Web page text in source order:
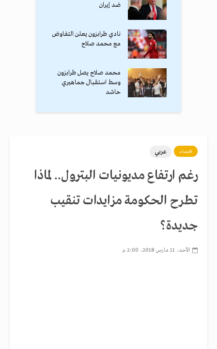
ضد إيران
نادي طرابزون يعلن التفاوض
مع محمد صلاح
محمد صلاح يصل طرابزون
وسط استقبال جماهيري
حاشد
اقتصاد عربي
رغم ارتفاع مديونيات البترول.. لماذا
تطرح الحكومة مزايدات تنقيب
جديدة؟
الأحد، 11 مارس 2018، 2:00 م